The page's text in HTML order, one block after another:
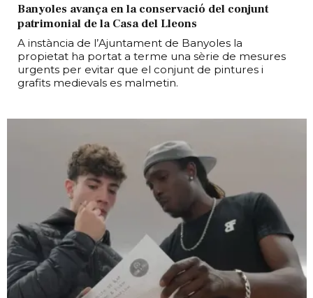
Banyoles avança en la conservació del conjunt
patrimonial de la Casa del Lleons
A instància de l’Ajuntament de Banyoles la
propietat ha portat a terme una sèrie de mesures
urgents per evitar que el conjunt de pintures i
grafits medievals es malmetin.